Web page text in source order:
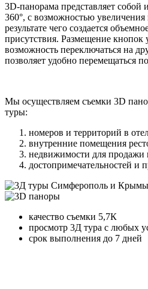
3D-панорама представляет собой
360°, с возможностью
результате чего создается
присутствия. Размещение кнопок
возможность переключаться на
позволяет удобно перемещаться
Мы осуществляем съемки 3D
туры:
номеров и территорий в
внутренние помещения
недвижимости для продажи
достопримечательностей и
качество съемки 5,7К
просмотр 3Д тура с любых
срок выполнения до 7 дней